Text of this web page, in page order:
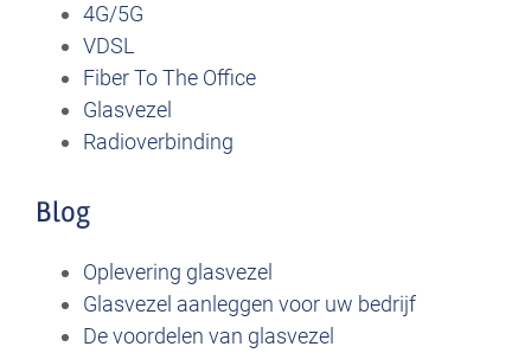
4G/5G
VDSL
Fiber To The Office
Glasvezel
Radioverbinding
Blog
Oplevering glasvezel
Glasvezel aanleggen voor uw bedrijf
De voordelen van glasvezel